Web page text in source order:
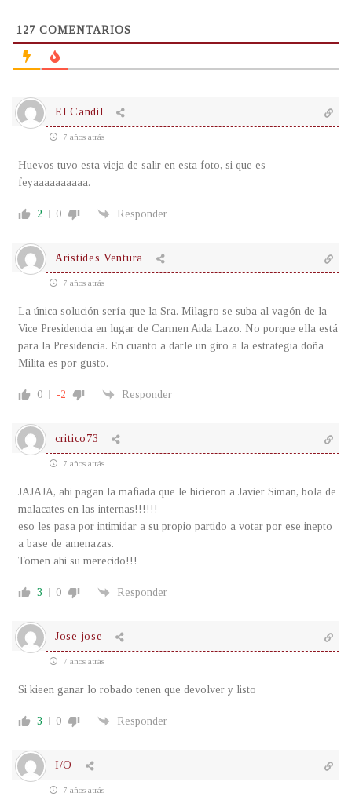
127 COMENTARIOS
El Candil
7 años atrás
Huevos tuvo esta vieja de salir en esta foto, si que es
feyaaaaaaaaaa.
2 0 Responder
Aristides Ventura
7 años atrás
La única solución sería que la Sra. Milagro se suba al vagón de la
Vice Presidencia en lugar de Carmen Aida Lazo. No porque ella está
para la Presidencia. En cuanto a darle un giro a la estrategia doña
Milita es por gusto.
0 -2 Responder
critico73
7 años atrás
JAJAJA, ahi pagan la mafiada que le hicieron a Javier Siman, bola de
malacates en las internas!!!!!!
eso les pasa por intimidar a su propio partido a votar por ese inepto
a base de amenazas.
Tomen ahi su merecido!!!
3 0 Responder
Jose jose
7 años atrás
Si kieen ganar lo robado tenen que devolver y listo
3 0 Responder
I/O
7 años atrás